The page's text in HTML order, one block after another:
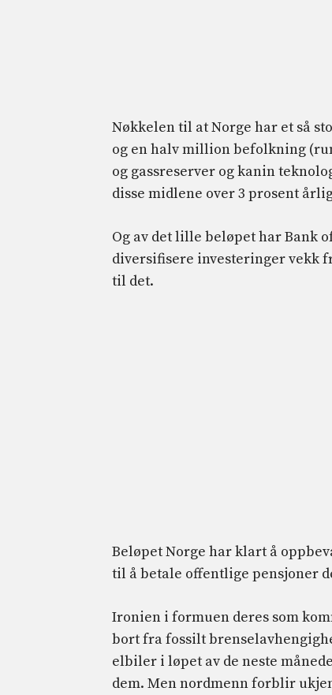
Nøkkelen til at Norge har et så
og en halv million befolkning
og gassreserver og kanin
disse midlene over 3 prosent
Og av det lille beløpet har Bank
diversifisere investeringer vekk
til det.
Beløpet Norge har klart å
til å betale offentlige pensjoner
Ironien i formuen deres som
bort fra fossilt
elbiler i løpet av de neste
dem. Men nordmenn forblir